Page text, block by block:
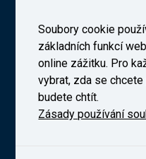
Výzkumný Ústav
Novodvorská
telefon:
Soubory cookie
základních funkcí
online zážitku. Pro
vybrat, zda se
budete chtít.
Zásady používání